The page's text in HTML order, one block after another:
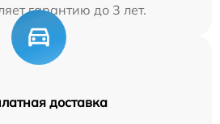
гарантию до 3 лет.
доставка